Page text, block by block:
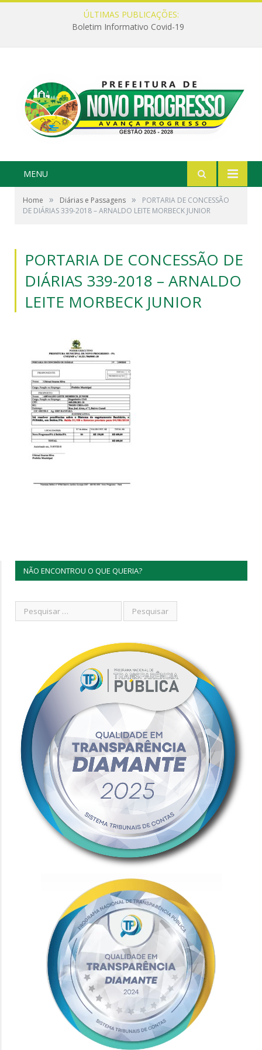
ÚLTIMAS PUBLICAÇÕES:
Boletim Informativo Covid-19
MENU
Home » Diárias e Passagens »
PORTARIA DE CONCESSÃO
DE DIÁRIAS 339-2018 – ARNALDO LEITE MORBECK JUNIOR
PORTARIA DE CONCESSÃO DE
DIÁRIAS 339-2018 – ARNALDO
LEITE MORBECK JUNIOR
NÃO ENCONTROU O QUE QUERIA?